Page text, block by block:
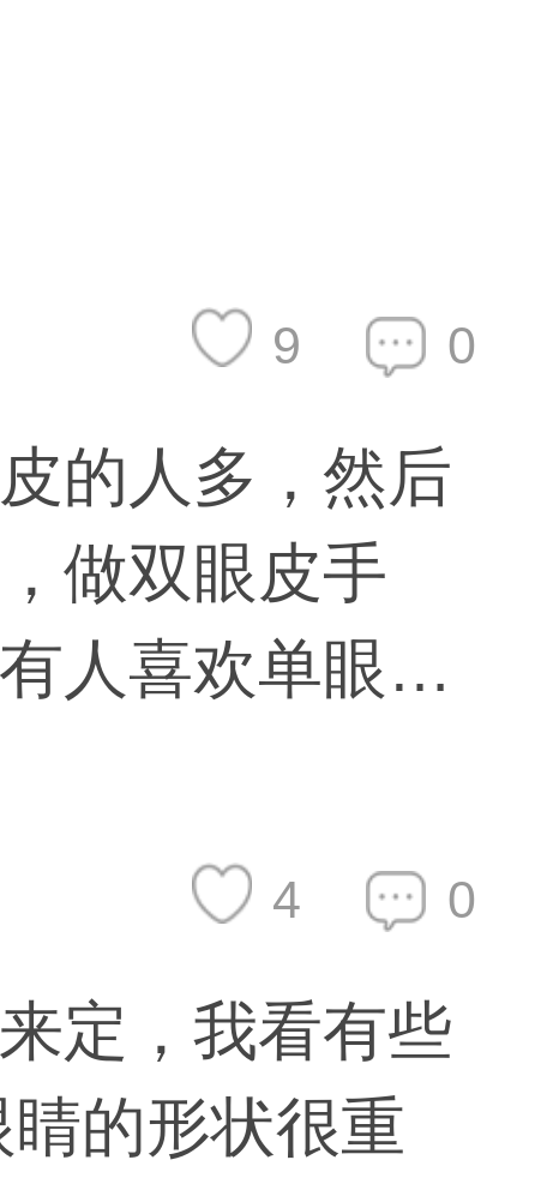
0
9
的人多，然后
做双眼皮手
人喜欢单眼皮
0
4
定，我看有些
的形状很重